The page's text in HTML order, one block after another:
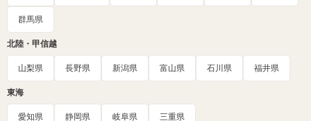
群馬県
北陸・甲信越
山梨県 長野県 新潟県 富山県 石川県 福井県
東海
愛知県 静岡県 岐阜県 三重県